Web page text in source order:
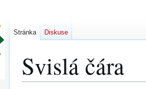
Svislá čára
Stránka Diskuse